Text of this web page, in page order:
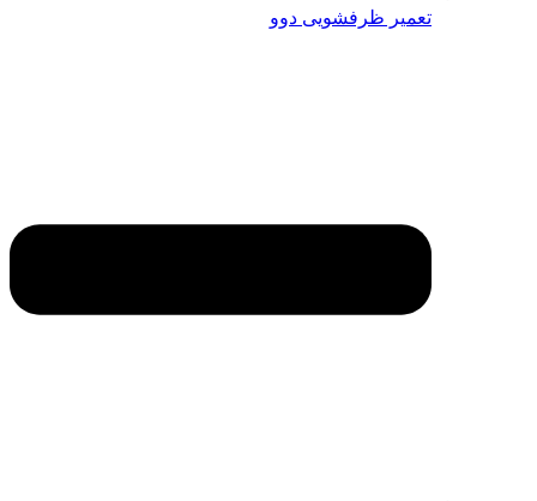
تعمیر ظرفشویی دوو